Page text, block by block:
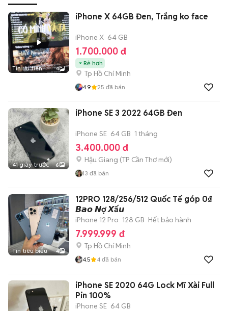
Tin ưu tiên 4
iPhone X 64GB Đen, Trắng ko face
iPhone X 64 GB
1.700.000 đ
Rẻ hơn
Tp Hồ Chí Minh
4.9 25 đã bán
41 giây trước 6
iPhone SE 3 2022 64GB Đen
iPhone SE 64 GB 1 tháng
3.400.000 đ
Hậu Giang (TP Cần Thơmới)
13 đã bán
Tin tiêu biểu 4
12PRO 128/256/512 Quốc Tế góp 0₫
𝘽𝙖𝙤 𝙉ợ 𝙓ấ𝙪
iPhone 12 Pro 128 GB Hết bảo hành
7.999.999 đ
Tp Hồ Chí Minh
4.5 4 đã bán
iPhone SE 2020 64G Lock Mĩ Xài Full
Pin 100%
iPhone SE 64 GB